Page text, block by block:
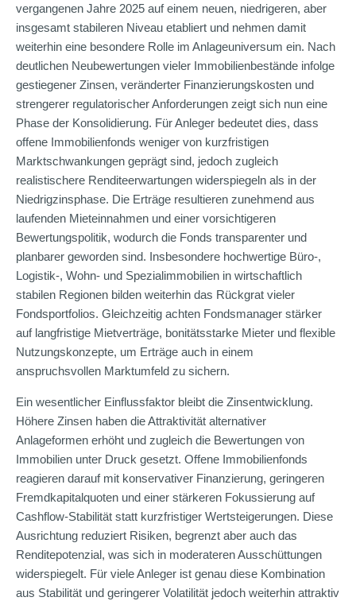
vergangenen Jahre 2025 auf einem neuen, niedrigeren, aber
insgesamt stabileren Niveau etabliert und nehmen damit
weiterhin eine besondere Rolle im Anlageuniversum ein. Nach
deutlichen Neubewertungen vieler Immobilienbestände infolge
gestiegener Zinsen, veränderter Finanzierungskosten und
strengerer regulatorischer Anforderungen zeigt sich nun eine
Phase der Konsolidierung. Für Anleger bedeutet dies, dass
offene Immobilienfonds weniger von kurzfristigen
Marktschwankungen geprägt sind, jedoch zugleich
realistischere Renditeerwartungen widerspiegeln als in der
Niedrigzinsphase. Die Erträge resultieren zunehmend aus
laufenden Mieteinnahmen und einer vorsichtigeren
Bewertungspolitik, wodurch die Fonds transparenter und
planbarer geworden sind. Insbesondere hochwertige Büro-,
Logistik-, Wohn- und Spezialimmobilien in wirtschaftlich
stabilen Regionen bilden weiterhin das Rückgrat vieler
Fondsportfolios. Gleichzeitig achten Fondsmanager stärker
auf langfristige Mietverträge, bonitätsstarke Mieter und flexible
Nutzungskonzepte, um Erträge auch in einem
anspruchsvollen Marktumfeld zu sichern.
Ein wesentlicher Einflussfaktor bleibt die Zinsentwicklung.
Höhere Zinsen haben die Attraktivität alternativer
Anlageformen erhöht und zugleich die Bewertungen von
Immobilien unter Druck gesetzt. Offene Immobilienfonds
reagieren darauf mit konservativer Finanzierung, geringeren
Fremdkapitalquoten und einer stärkeren Fokussierung auf
Cashflow-Stabilität statt kurzfristiger Wertsteigerungen. Diese
Ausrichtung reduziert Risiken, begrenzt aber auch das
Renditepotenzial, was sich in moderateren Ausschüttungen
widerspiegelt. Für viele Anleger ist genau diese Kombination
aus Stabilität und geringerer Volatilität jedoch weiterhin attraktiv